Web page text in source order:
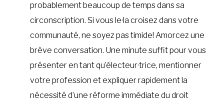
probablement beaucoup de temps dans sa
circonscription. Si vous le·la croisez dans votre
communauté, ne soyez pas timide! Amorcez une
brève conversation. Une minute suffit pour vous
présenter en tant qu’électeur·trice, mentionner
votre profession et expliquer rapidement la
nécessité d’une réforme immédiate du droit